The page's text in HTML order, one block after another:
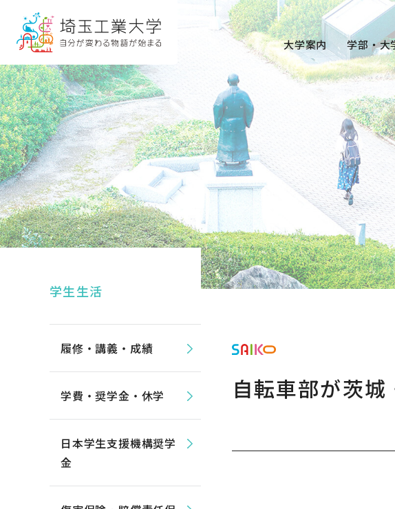
バ
ル
ナ
ビ
ゲ
ー
シ
ョ
ン
へ
ル
ナ
ビ
ゲ
ー
シ
ョ
ン
へ
ー
へ
大学案内 学部・大
自転車部が茨
学生生活
履修・講義・成績
学費・奨学金・休学
日本学生支援機構奨学
金